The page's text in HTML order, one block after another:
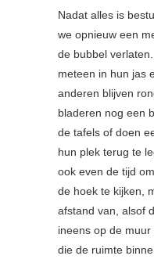
Nadat alles is
we opnieuw een
de bubbel
meteen in hun jas
anderen blijven
bladeren nog een
de tafels of doen
hun plek terug te
ook even de tijd
de hoek te kijken,
afstand van, alsof
ineens op de
die de ruimte